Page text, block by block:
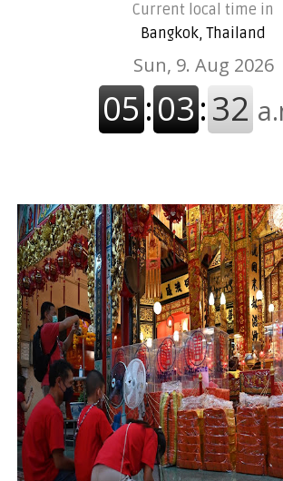
Current local time in
Bangkok, Thailand